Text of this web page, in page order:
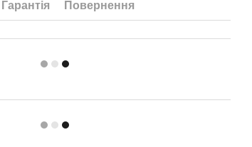
Гарантія Повернення